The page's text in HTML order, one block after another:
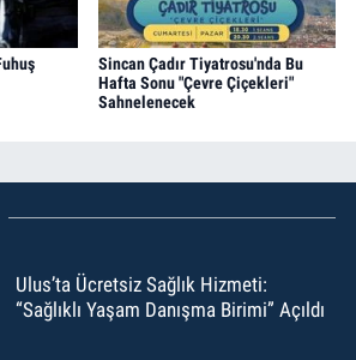
Sincan Çadır Tiyatrosu'nda Bu
Hafta Sonu "Çevre Çiçekleri"
Sahnelenecek
Ulus’ta Ücretsiz Sağlık Hizmeti:
“Sağlıklı Yaşam Danışma Birimi” Açıldı